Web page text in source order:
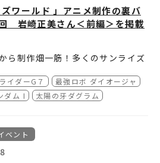
せん。
HAKATA】
ランド作品のアニメ放送当時の番
きなものを選び、その場でT シャ
するサービスです。
典 描き下ろし複製ミニ色紙(ラン
YOKOHAMA、HAKATA、KYOT
、KOSHIGAYA】
エイターによる描き下ろしイラス
複製ミニ色紙を
ます。店舗ごとに全
り次第終了です。
て配布している物販購入特典の線画カー
ズワールド 」アニメ制作の裏バ
岩崎正美さん＜前編＞を掲載
ら制作畑一筋！多くのサンライズ
に入ったきっかけや虫プロ時代の
聞きしました。
イダーG７
最強ロボ ダイオージャ
ダム I
太陽の牙ダグラム
ベント